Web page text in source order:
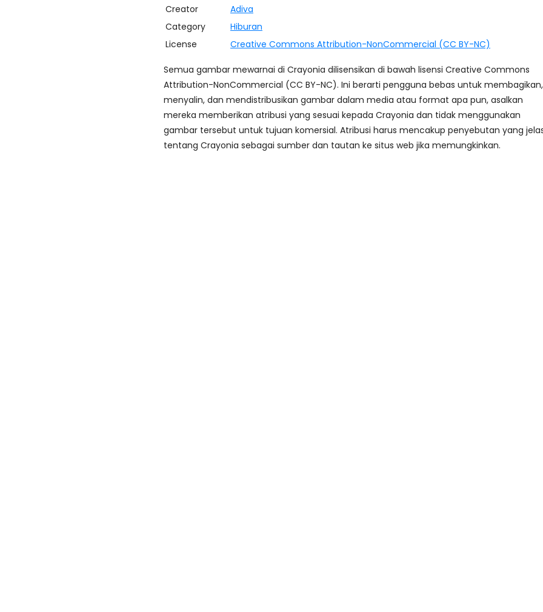
Creator
Adiva
Category
Hiburan
License
Creative Commons Attribution-NonCommercial (CC BY-NC)
Semua gambar mewarnai di Crayonia dilisensikan di bawah lisensi Creative Commons
Attribution-NonCommercial (CC BY-NC). Ini berarti pengguna bebas untuk membagikan,
menyalin, dan mendistribusikan gambar dalam media atau format apa pun, asalkan
mereka memberikan atribusi yang sesuai kepada Crayonia dan tidak menggunakan
gambar tersebut untuk tujuan komersial. Atribusi harus mencakup penyebutan yang
tentang Crayonia sebagai sumber dan tautan ke situs web jika memungkinkan.